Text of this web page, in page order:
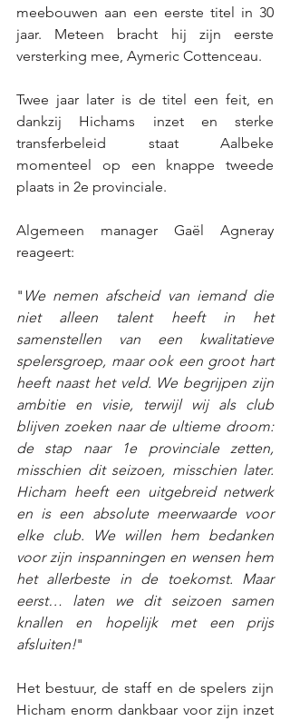
meebouwen aan een eerste titel in 30
jaar. Meteen bracht hij zijn eerste
versterking mee, Aymeric Cottenceau.
Twee jaar later is de titel een feit, en
dankzij Hichams inzet en sterke
transferbeleid staat Aalbeke
momenteel op een knappe tweede
plaats in 2e provinciale.
Algemeen manager Gaël Agneray
reageert:
" We nemen afscheid van iemand die
niet alleen talent heeft in het
samenstellen van een kwalitatieve
spelersgroep, maar ook een groot hart
heeft naast het veld. We begrijpen zijn
ambitie en visie, terwijl wij als club
blijven zoeken naar de ultieme droom:
de stap naar 1e provinciale zetten,
misschien dit seizoen, misschien later.
Hicham heeft een uitgebreid netwerk
en is een absolute meerwaarde voor
elke club. We willen hem bedanken
voor zijn inspanningen en wensen hem
het allerbeste in de toekomst. Maar
eerst… laten we dit seizoen samen
knallen en hopelijk met een prijs
afsluiten!"
Het bestuur, de staff en de spelers zijn
Hicham enorm dankbaar voor zijn inzet